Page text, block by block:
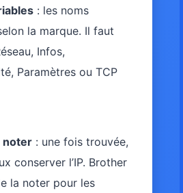
: les noms
la marque. Il faut
Infos,
Paramètres ou TCP
noter : une fois trouvée,
conserver l’IP. Brother
la noter pour les